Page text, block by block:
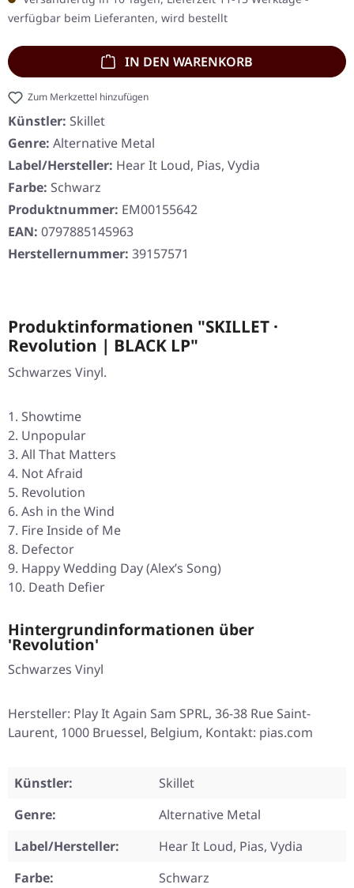
verfügbar beim Lieferanten, wird bestellt
IN DEN WARENKORB
Zum Merkzettel hinzufügen
Künstler: Skillet
Genre: Alternative Metal
Label/Hersteller: Hear It Loud, Pias, Vydia
Farbe: Schwarz
Produktnummer: EM00155642
EAN: 0797885145963
Herstellernummer: 39157571
Produktinformationen "SKILLET ·
Revolution | BLACK LP"
Schwarzes Vinyl.
Showtime
Unpopular
All That Matters
Not Afraid
Revolution
Ash in the Wind
Fire Inside of Me
Defector
Happy Wedding Day (Alex’s Song)
Death Defier
Hintergrundinformationen über
'Revolution'
Schwarzes Vinyl
Hersteller: Play It Again Sam SPRL, 36-38 Rue Saint-
Laurent, 1000 Bruessel, Belgium, Kontakt: pias.com
Künstler:
Skillet
Genre:
Alternative Metal
Label/Hersteller:
Hear It Loud, Pias, Vydia
Farbe:
Schwarz